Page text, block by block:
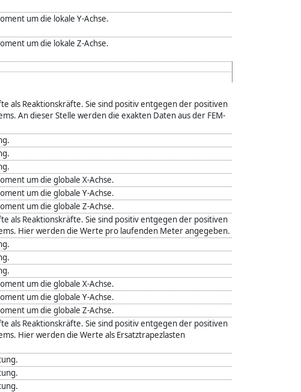
um die lokale Y-Achse.
um die lokale Z-Achse.
als Reaktionskräfte. Sie sind positiv entgegen der positiven
An dieser Stelle werden die exakten Daten aus der FEM-
um die globale X-Achse.
um die globale Y-Achse.
um die globale Z-Achse.
als Reaktionskräfte. Sie sind positiv entgegen der positiven
Hier werden die Werte pro laufenden Meter angegeben.
um die globale X-Achse.
um die globale Y-Achse.
um die globale Z-Achse.
als Reaktionskräfte. Sie sind positiv entgegen der positiven
Hier werden die Werte als Ersatztrapezlasten